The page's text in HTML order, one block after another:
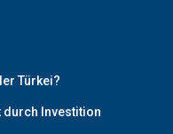
Türkei?
Investition